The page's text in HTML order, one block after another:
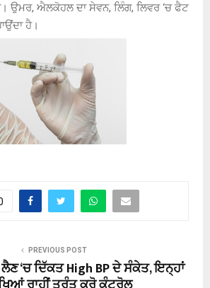
ਉਮਰ, ਐਲਕੋਹਲ ਦਾ ਸੇਵਨ, ਲਿੰਗ, ਲਿਵਰ ‘ਚ ਫੈਟ
ਹੈ।
PREVIOUS POST
‘ਚ ਦਿੱਕਤ High BP ਦੇ ਸੰਕੇਤ, ਇਨ੍ਹਾਂ